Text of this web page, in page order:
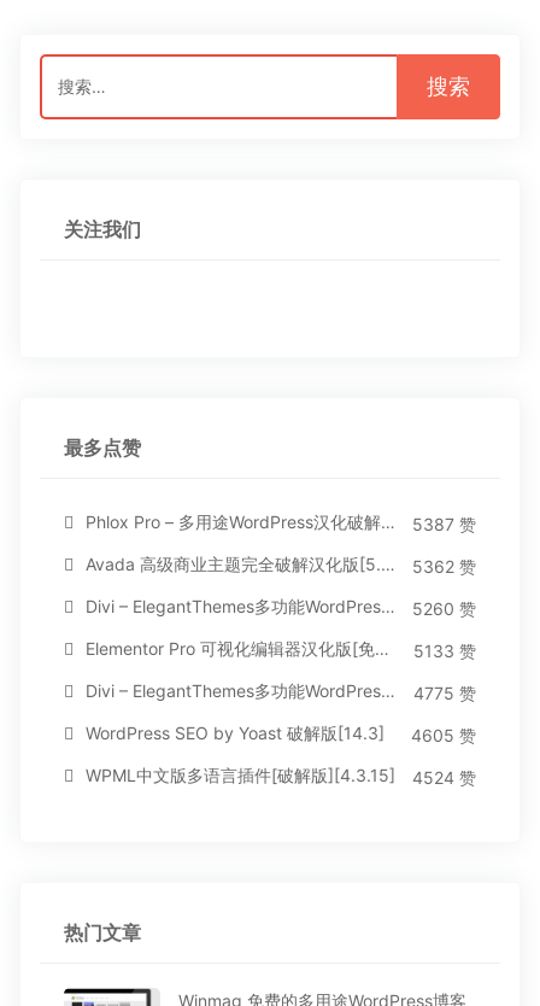
搜
索：
关注我们
最多点赞
Phlox Pro – 多用途WordPress汉化破解主题[5.1.12]
5387 赞
Avada 高级商业主题完全破解汉化版[5.8.2]
5362 赞
Divi – ElegantThemes多功能WordPress主题[汉化版4.4.2]
5260 赞
Elementor Pro 可视化编辑器汉化版[免费持续更新]
5133 赞
Divi – ElegantThemes多功能WordPress主题[汉化版3.1.95]
4775 赞
WordPress SEO by Yoast 破解版[14.3]
4605 赞
WPML中文版多语言插件[破解版][4.3.15]
4524 赞
热门文章
Winmag 免费的多用途WordPress博客